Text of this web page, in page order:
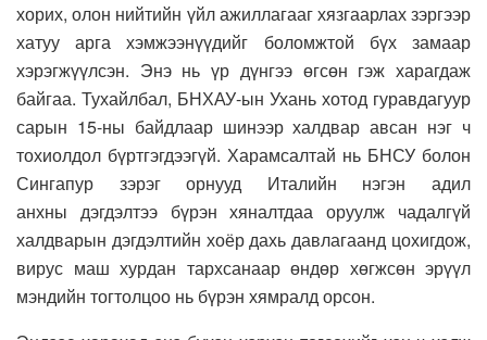
хорих, олон нийтийн үйл ажиллагааг хязгаарлах зэргээр
хатуу арга хэмжээнүүдийг боломжтой бүх замаар
хэрэгжүүлсэн. Энэ нь үр дүнгээ өгсөн гэж харагдаж
байгаа. Тухайлбал, БНХАУ-ын Ухань хотод гуравдагуур
сарын 15-ны байдлаар шинээр халдвар авсан нэг ч
тохиолдол бүртгэгдээгүй. Харамсалтай нь БНСУ болон
Сингапур зэрэг орнууд Италийн нэгэн адил
анхны дэгдэлтээ бүрэн хяналтдаа оруулж чадалгүй
халдварын дэгдэлтийн хоёр дахь давлагаанд цохигдож,
вирус маш хурдан тархсанаар өндөр хөгжсөн эрүүл
мэндийн тогтолцоо нь бүрэн хямралд орсон.